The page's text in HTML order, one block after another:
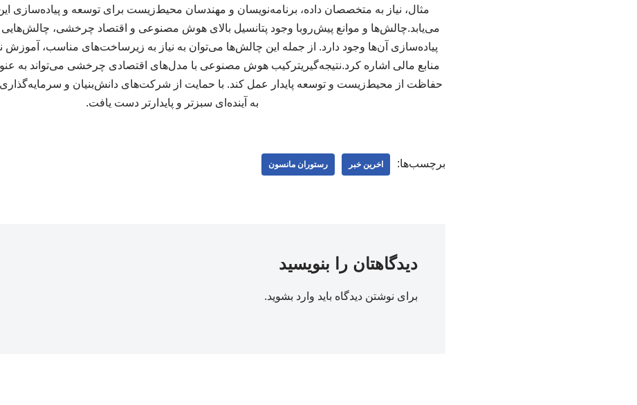
مثال، نیاز به متخصصان داده، برنامه‌نویسان و مهندسان محیط‌زیست برای توسعه و پیاده‌سازی
می‌یابد.چالش‌ها و موانع پیش‌روبا وجود پتانسیل بالای هوش مصنوعی و اقتصاد چرخشی،
پیاده‌سازی آن‌ها وجود دارد. از جمله این چالش‌ها می‌توان به نیاز به زیرساخت‌های مناسب، آموزش
منابع مالی اشاره کرد.نتیجه‌گیریترکیب هوش مصنوعی با مدل‌های اقتصادی چرخشی می‌تواند به
حفاظت از محیط‌زیست و توسعه پایدار عمل کند. با حمایت از شرکت‌های دانش‌بنیان و سرمایه‌گذاری
به آینده‌ای سبزتر و پایدارتر دست یافت.
برچسب‌ها: اخرین خبر رستوران مانسون
دیدگاهتان را بنویسید
برای نوشتن دیدگاه باید وارد بشوید.